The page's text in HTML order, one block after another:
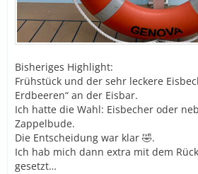
Bisheriges Highlight:
Frühstück und der sehr leckere
Erdbeeren“ an der Eisbar.
Ich hatte die Wahl: Eisbecher oder
Zappelbude.
Die Entscheidung war klar 🤣.
Ich hab mich dann extra mit dem
gesetzt…